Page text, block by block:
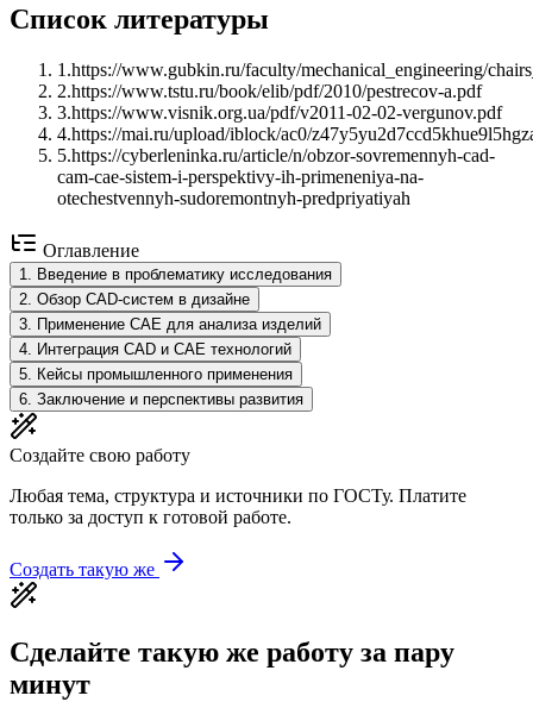
Список литературы
1 .https://www.gubkin.ru/faculty/mechanical_engineering/
2.https://www.tstu.ru/book/elib/pdf/2010/pestrecov-a.pdf
3.https://www.visnik.org.ua/pdf/v2011-02-02-vergunov.pdf
4.https://mai.ru/upload/iblock/ac0/
5.https://cyberleninka.ru/article/n/obzor-sovremennyh-cad-
cam-cae-sistem-i-perspektivy-ih-primeneniya-na-
otechestvennyh-sudoremontnyh-predpriyatiyah
Оглавление
1
Введение в проблематику исследования
2 Обзор CAD-систем в дизайне
3 Применение CAE для анализа изделий
4 Интеграция CAD и CAE технологий
5 Кейсы промышленного применения
6 Заключение и перспективы развития
Создайте свою работу
Любая тема, структура и источники по ГОСТу. Платите
только за доступ к готовой работе.
Создать такую же
Сделайте такую же работу за пару
минут